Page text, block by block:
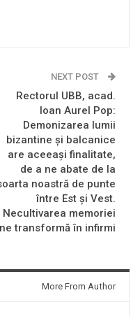
NEXT POST
Rectorul UBB, acad.
Ioan Aurel Pop:
Demonizarea lumii
bizantine și balcanice
are aceeași finalitate,
de a ne abate de la
noastră de punte
între Est și Vest.
Necultivarea memoriei
ne transformă în infirmi
More From Author